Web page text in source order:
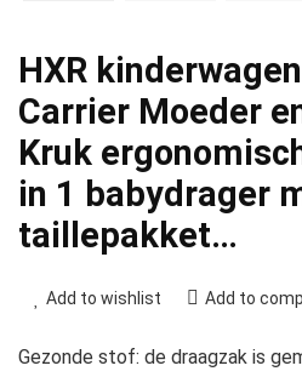
HXR
Carrier Moeder
Kruk
in 1 babydrager
taillepakket…
Add to wishlist Add to
Gezonde stof: de draagzak is